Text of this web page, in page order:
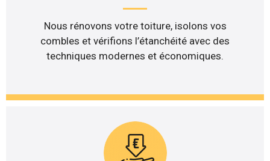
Nous rénovons votre toiture, isolons vos
combles et vérifions l’étanchéité avec des
techniques modernes et économiques.